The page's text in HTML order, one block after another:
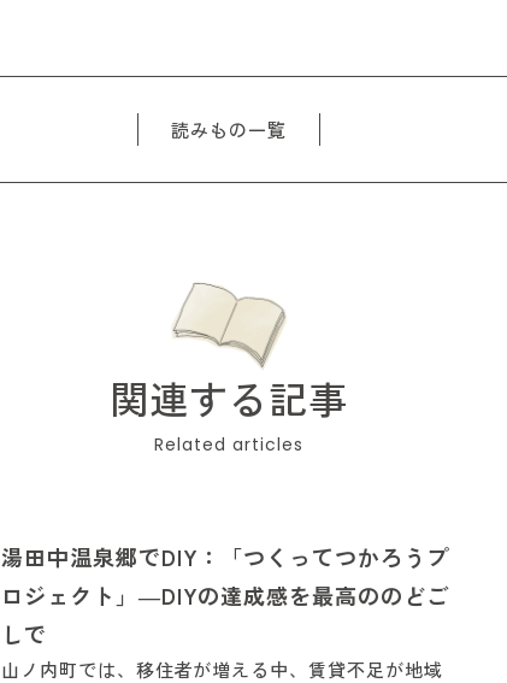
読みもの一覧
関連する記事
湯田中温泉郷でDIY：「つくってつかろうプ
ロジェクト」―DIYの達成感を最高ののどご
しで
山ノ内町では、移住者が増える中、賃貸不足が地域